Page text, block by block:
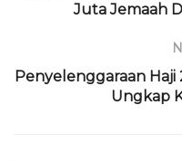
Juta Jemaah
Penyelenggaraan Haji
Ungkap